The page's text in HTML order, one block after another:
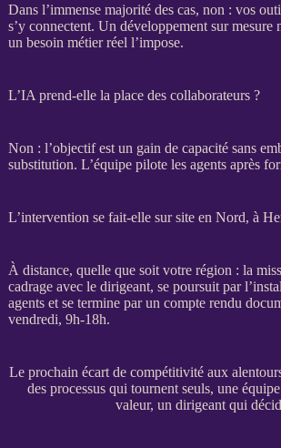
Dans l’immense majorité des cas, non : vos
s’y connectent. Un développement sur mesure
un besoin métier réel l’impose.
L’IA prend-elle la place des collaborateurs ?
Non : l’objectif est un gain de capacité sans
substitution. L’équipe pilote les agentsaprès
L’intervention se fait-elle sur site en Nord, à
À distance, quelle que soit votre région : la
cadrageavec le dirigeant, se poursuit par
agentset se termine par un compte rendu
vendredi, 9h-18h.
Le prochain écart de compétitivité aux
des processus qui tournent seuls, une
valeur, un dirigeant qui